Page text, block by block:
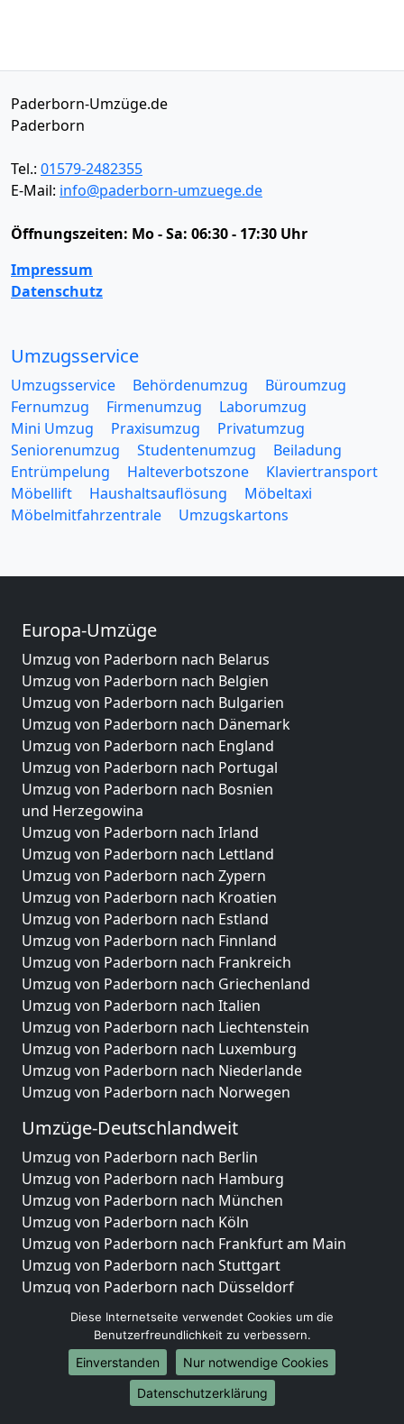
Paderborn-Umzüge.de
Paderborn
Tel.: 01579-2482355
E-Mail: info@paderborn-umzuege.de
Öffnungszeiten: Mo - Sa: 06:30 - 17:30 Uhr
Impressum
Datenschutz
Umzugsservice
Umzugsservice Behördenumzug
Büroumzug
Fernumzug
Firmenumzug
Laborumzug
Mini Umzug
Praxisumzug
Privatumzug
Seniorenumzug
Studentenumzug
Beiladung
Entrümpelung
Halteverbotszone
Klaviertransport
Möbellift
Haushaltsauflösung
Möbeltaxi
Möbelmitfahrzentrale
Umzugskartons
Europa-Umzüge
Umzug von Paderborn nach Belarus
Umzug von Paderborn nach Belgien
Umzug von Paderborn nach Bulgarien
Umzug von Paderborn nach Dänemark
Umzug von Paderborn nach England
Umzug von Paderborn nach Portugal
Umzug von Paderborn nach Bosnien
und Herzegowina
Umzug von Paderborn nach Irland
Umzug von Paderborn nach Lettland
Umzug von Paderborn nach Zypern
Umzug von Paderborn nach Kroatien
Umzug von Paderborn nach Estland
Umzug von Paderborn nach Finnland
Umzug von Paderborn nach Frankreich
Umzug von Paderborn nach Griechenland
Umzug von Paderborn nach Italien
Umzug von Paderborn nach Liechtenstein
Umzug von Paderborn nach Luxemburg
Umzug von Paderborn nach Niederlande
Umzug von Paderborn nach Norwegen
Umzüge-Deutschlandweit
Umzug von Paderborn nach Berlin
Umzug von Paderborn nach Hamburg
Umzug von Paderborn nach München
Umzug von Paderborn nach Köln
Umzug von Paderborn nach Frankfurt am Main
Umzug von Paderborn nach Stuttgart
Umzug von Paderborn nach Düsseldorf
Umzug von Paderborn nach Leipzig
Umzug von Paderborn nach Dortmund
Umzug von Paderborn nach Essen
Umzug von Paderborn nach Bremen
Umzug von Paderborn nach Dresden
Diese Internetseite verwendet Cookies um die
Benutzerfreundlichkeit zu verbessern.
Einverstanden
Nur notwendige Cookies
Datenschutzerklärung